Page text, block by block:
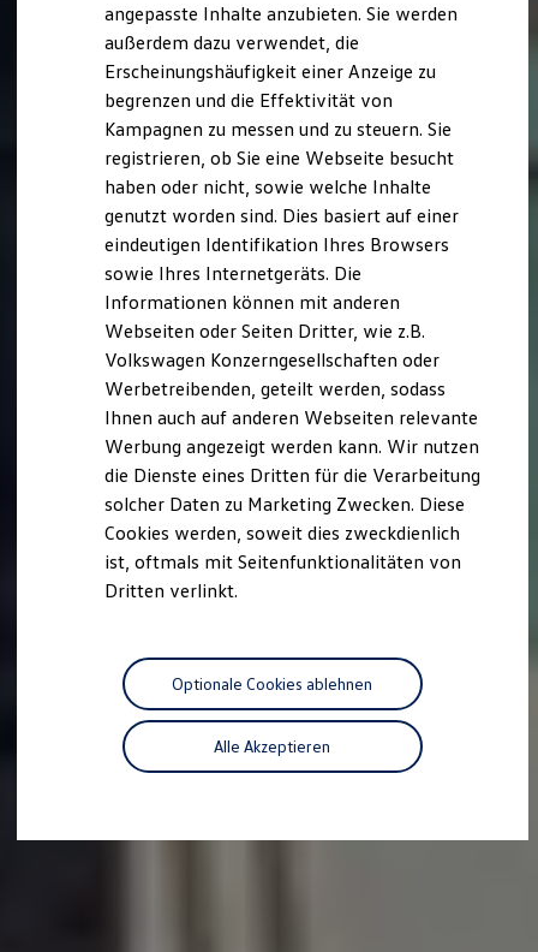
XTL-Dieselkraftstoff
Ersatzteile und Betriebsflüssigkeiten
Original Zubehör und Lifestyle Produkte
myVolkswagen
myVolkswagen Business
Elektrisch & Autonom
Elektro - & Hybridfahrzeuge
Unser Ansatz
Klimafreundlicher Strom
Reichweite & Ladelösungen
Reichweitensimulator
Ladezeitensimulator
Ladelösungen für Privatkunden
Ladelösungen für Gewerbekunden
Wallbox und Ladekabel
Förderung & Kosten der Elektrofahrzeuge
Fördermöglichkeiten für Privatkunden
Fördermöglichkeiten für Gewerbekunden
Autonomes Fahren
Mehr zum ID. Buzz
Online Beratung
California Club
California Magazin & Ratgeber
Vanlife
California App
California Lifestyle & Zubehör
Übernachten im California
Unternehmen
Karriere
Nachhaltigkeit
angepasste Inhalte anzubieten. Sie werden
außerdem dazu verwendet, die
Erscheinungshäufigkeit einer Anzeige zu
begrenzen und die Effektivität von
Kampagnen zu messen und zu steuern. Sie
registrieren, ob Sie eine Webseite besucht
haben oder nicht, sowie welche Inhalte
genutzt worden sind. Dies basiert auf einer
eindeutigen Identifikation Ihres Browsers
sowie Ihres Internetgeräts. Die
Informationen können mit anderen
Webseiten oder Seiten Dritter, wie z.B.
Volkswagen Konzerngesellschaften oder
Werbetreibenden, geteilt werden, sodass
Ihnen auch auf anderen Webseiten relevante
Werbung angezeigt werden kann. Wir nutzen
die Dienste eines Dritten für die Verarbeitung
solcher Daten zu Marketing Zwecken. Diese
Cookies werden, soweit dies zweckdienlich
ist, oftmals mit Seitenfunktionalitäten von
Dritten verlinkt.
Alle Akzeptieren
Optionale Cookies ablehnen